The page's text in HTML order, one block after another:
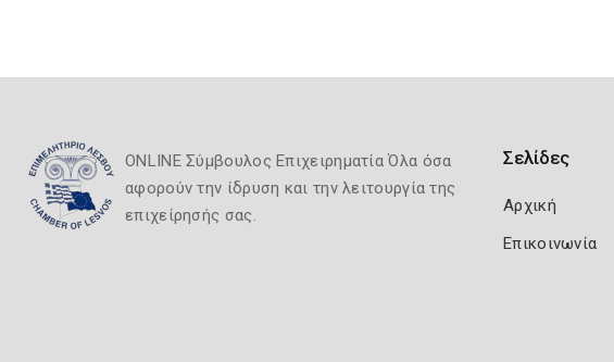
ONLINE Σύμβουλος Επιχειρηματία Όλα όσα
αφορούν την ίδρυση και την λειτουργία της
επιχείρησής σας.
Σελίδες
Αρχική
Επικοινωνία